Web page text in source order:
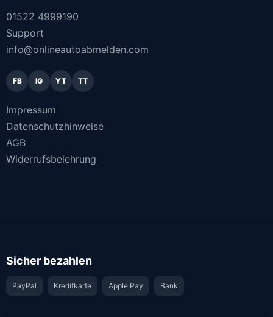
01522 4999190
Support
info@onlineautoabmelden.com
FB IG YT TT
Impressum
Datenschutzhinweise
AGB
Widerrufsbelehrung
Sicher bezahlen
PayPal Kreditkarte Apple Pay Bank